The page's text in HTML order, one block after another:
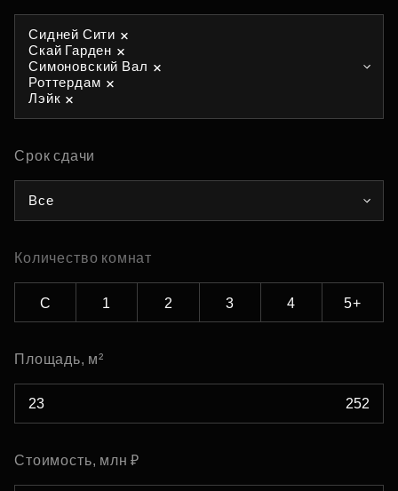
Сидней Сити
Скай Гарден
Симоновский Вал
Роттердам
Лэйк
Срок сдачи
Все
Количество комнат
С 1 2 3 4 5+
Площадь, м²
Стоимость, млн ₽